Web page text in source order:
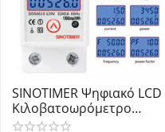
SINOTIMER Ψηφιακό LCD
Κιλοβατοωρόμετρο
Ράγας Μετρητής